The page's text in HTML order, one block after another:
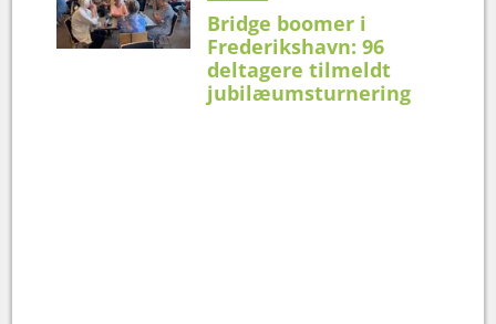
Bridge boomer i
Frederikshavn: 96
deltagere tilmeldt
jubilæumsturnering